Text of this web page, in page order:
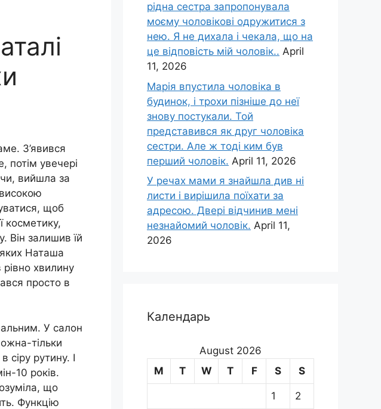
З’явився
потім увечері
вийшла за
щоб
косметику,
Він залишив їй
Наташа
хвилину
просто в
У салон
тільки
сіру рутину. І
10 років.
що
Функцію
рідна сестра запропонувала
моєму чоловікові одружитися з
нею. Я не дихала і чекала, що на
це відповість мій чоловік.. April
11, 2026
Марія впустила чоловіка в
будинок, і трохи пізніше до неї
знову постукали. Той
представився як друг чоловіка
сестри. Але ж тоді ким був
перший чоловік. April 11, 2026
У речах мами я знайшла див ні
листи і вирішила поїхати за
адресою. Двері відчинив мені
незнайомий чоловік. April 11,
2026
Календарь
August 2026
M
T W T F S S
1 2